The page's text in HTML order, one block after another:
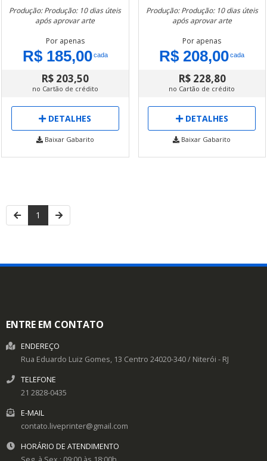
Produção: Produção: 10 dias úteis
após aprovar arte
Por apenas
R$ 185,00cada
R$ 203,50
no Cartão de crédito
DETALHES
Baixar Gabarito
Produção: Produção: 10 dias úteis
após aprovar arte
Por apenas
R$ 208,00cada
R$ 228,80
no Cartão de crédito
DETALHES
Baixar Gabarito
1
ENTRE EM CONTATO
ENDEREÇO
Rua Eduardo Luiz Gomes, 13 Centro 24020-340/ Niterói - RJ
TELEFONE
21 2828-0435
E-MAIL
contato.liveprinter@gmail.com
HORÁRIO DE ATENDIMENTO